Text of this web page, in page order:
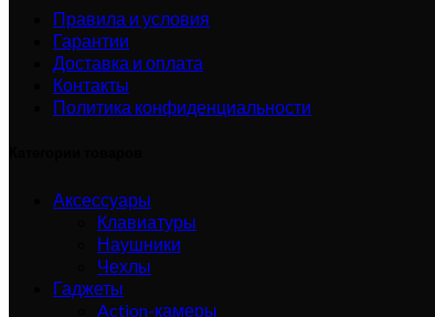
Правила и условия
Гарантии
Доставка и оплата
Контакты
Политика конфиденциальности
Аксессуары
Клавиатуры
Наушники
Чехлы
Гаджеты
Action-камеры